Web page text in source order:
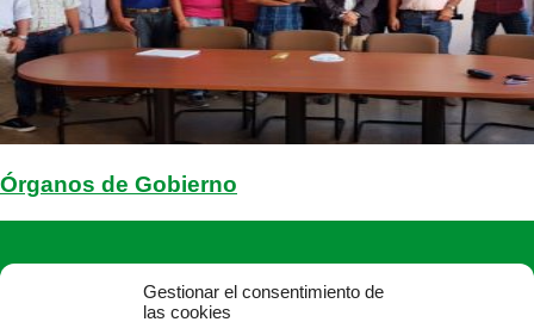
Gestionar el consentimiento de
las cookies
Órganos de Gobierno